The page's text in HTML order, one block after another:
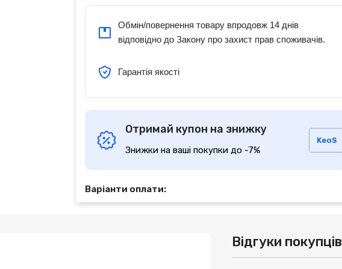
Обмін/повернення товару впродовж 14 днів
відповідно до Закону про захист прав споживачів.
Гарантія якості
Отримай купон на знижку
Знижки на ваші покупки до -7%
KeoS
Варіанти оплати:
Відгуки покупців